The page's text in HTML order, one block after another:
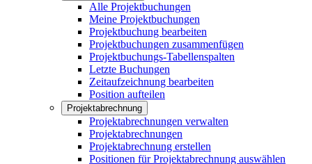
Alle Projektbuchungen
Meine Projektbuchungen
Projektbuchung bearbeiten
Projektbuchungen zusammenfügen
Projektbuchungs-Tabellenspalten
Letzte Buchungen
Zeitaufzeichnung bearbeiten
Position aufteilen
Projektabrechnung
Projektabrechnungen verwalten
Projektabrechnungen
Projektabrechnung erstellen
Positionen für Projektabrechnung auswählen